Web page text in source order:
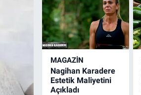
MAGAZİN
Nagihan Karadere
Estetik Maliyetini
Açıkladı